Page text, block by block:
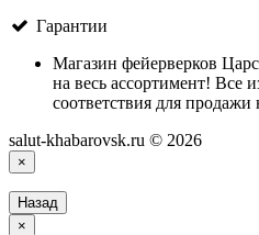
Гарантии
Магазин фейерверков
на весь ассортимент! Все
соответствия для
salut-khabarovsk.ru © 2026
×
Назад
×